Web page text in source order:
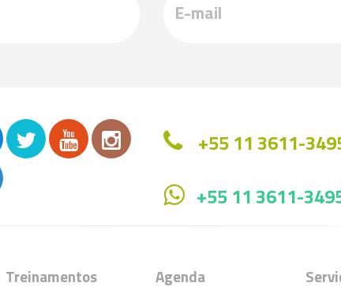
+55 11 3611-
+55 11 3611-
Treinamentos Agenda